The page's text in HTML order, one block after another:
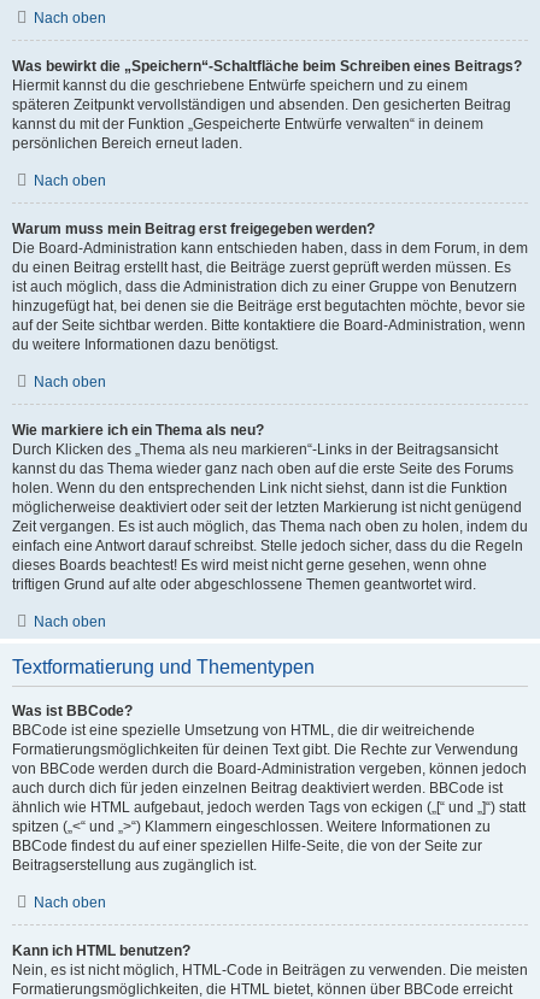
Nach oben
Was bewirkt die „Speichern“-Schaltfläche beim Schreiben eines Beitrags?
Hiermit kannst du die geschriebene Entwürfe speichern und zu einem
späteren Zeitpunkt vervollständigen und absenden. Den gesicherten Beitrag
kannst du mit der Funktion „Gespeicherte Entwürfe verwalten“ in deinem
persönlichen Bereich erneut laden.
Nach oben
Warum muss mein Beitrag erst freigegeben werden?
Die Board-Administration kann entschieden haben, dass in dem Forum, in dem
du einen Beitrag erstellt hast, die Beiträge zuerst geprüft werden müssen. Es
ist auch möglich, dass die Administration dich zu einer Gruppe von Benutzern
hinzugefügt hat, bei denen sie die Beiträge erst begutachten möchte, bevor sie
auf der Seite sichtbar werden. Bitte kontaktiere die Board-Administration, wenn
du weitere Informationen dazu benötigst.
Nach oben
Wie markiere ich ein Thema als neu?
Durch Klicken des „Thema als neu markieren“-Links in der Beitragsansicht
kannst du das Thema wieder ganz nach oben auf die erste Seite des Forums
holen. Wenn du den entsprechenden Link nicht siehst, dann ist die Funktion
möglicherweise deaktiviert oder seit der letzten Markierung ist nicht genügend
Zeit vergangen. Es ist auch möglich, das Thema nach oben zu holen, indem du
einfach eine Antwort darauf schreibst. Stelle jedoch sicher, dass du die Regeln
dieses Boards beachtest! Es wird meist nicht gerne gesehen, wenn ohne
triftigen Grund auf alte oder abgeschlossene Themen geantwortet wird.
Nach oben
Textformatierung und Thementypen
Was ist BBCode?
BBCode ist eine spezielle Umsetzung von HTML, die dir weitreichende
Formatierungsmöglichkeiten für deinen Text gibt. Die Rechte zur Verwendung
von BBCode werden durch die Board-Administration vergeben, können jedoch
auch durch dich für jeden einzelnen Beitrag deaktiviert werden. BBCode ist
ähnlich wie HTML aufgebaut, jedoch werden Tags von eckigen („[“ und „]“) statt
spitzen („<“ und „>“) Klammern eingeschlossen. Weitere Informationen zu
BBCode findest du auf einer speziellen Hilfe-Seite, die von der Seite zur
Beitragserstellung aus zugänglich ist.
Nach oben
Kann ich HTML benutzen?
Nein, es ist nicht möglich, HTML-Code in Beiträgen zu verwenden. Die meisten
Formatierungsmöglichkeiten, die HTML bietet, können über BBCode erreicht